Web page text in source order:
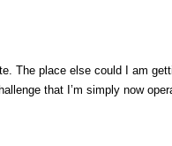
The place else could I am
that I’m simply now